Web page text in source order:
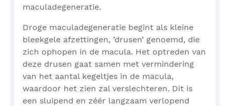
maculadegeneratie.
Droge maculadegeneratie begint als kleine
bleekgele afzettingen, ’drusen’ genoemd, die
zich ophopen in de macula. Het optreden van
deze drusen gaat samen met vermindering
van het aantal kegeltjes in de macula,
waardoor het zien zal verslechteren. Dit is
een sluipend en zéér langzaam verlopend